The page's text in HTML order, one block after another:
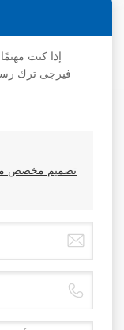
إذا كنت
فيرجى ترك
تصميم مخصص